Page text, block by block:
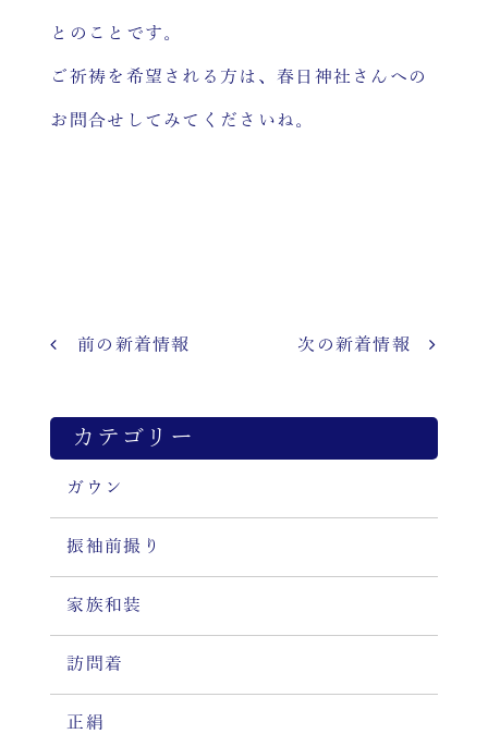
とのことです。
ご祈祷を希望される方は、春日神社さんへの
お問合せしてみてくださいね。
前の新着情報 次の新着情報
カテゴリー
ガウン
振袖前撮り
家族和装
訪問着
正絹